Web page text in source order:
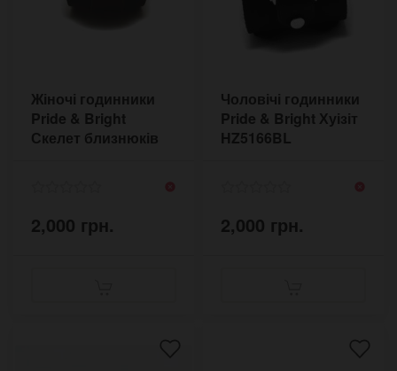
Жіночі годинники
Pride & Bright
Скелет близнюків
2,000 грн.
Чоловічі годинники
Pride & Bright Хуізіт
HZ5166BL
2,000 грн.